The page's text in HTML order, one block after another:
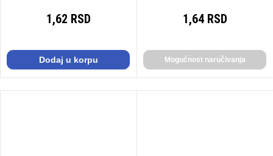
1,62 RSD
Dodaj u korpu
1,64 RSD
Mogućnost naručivanja